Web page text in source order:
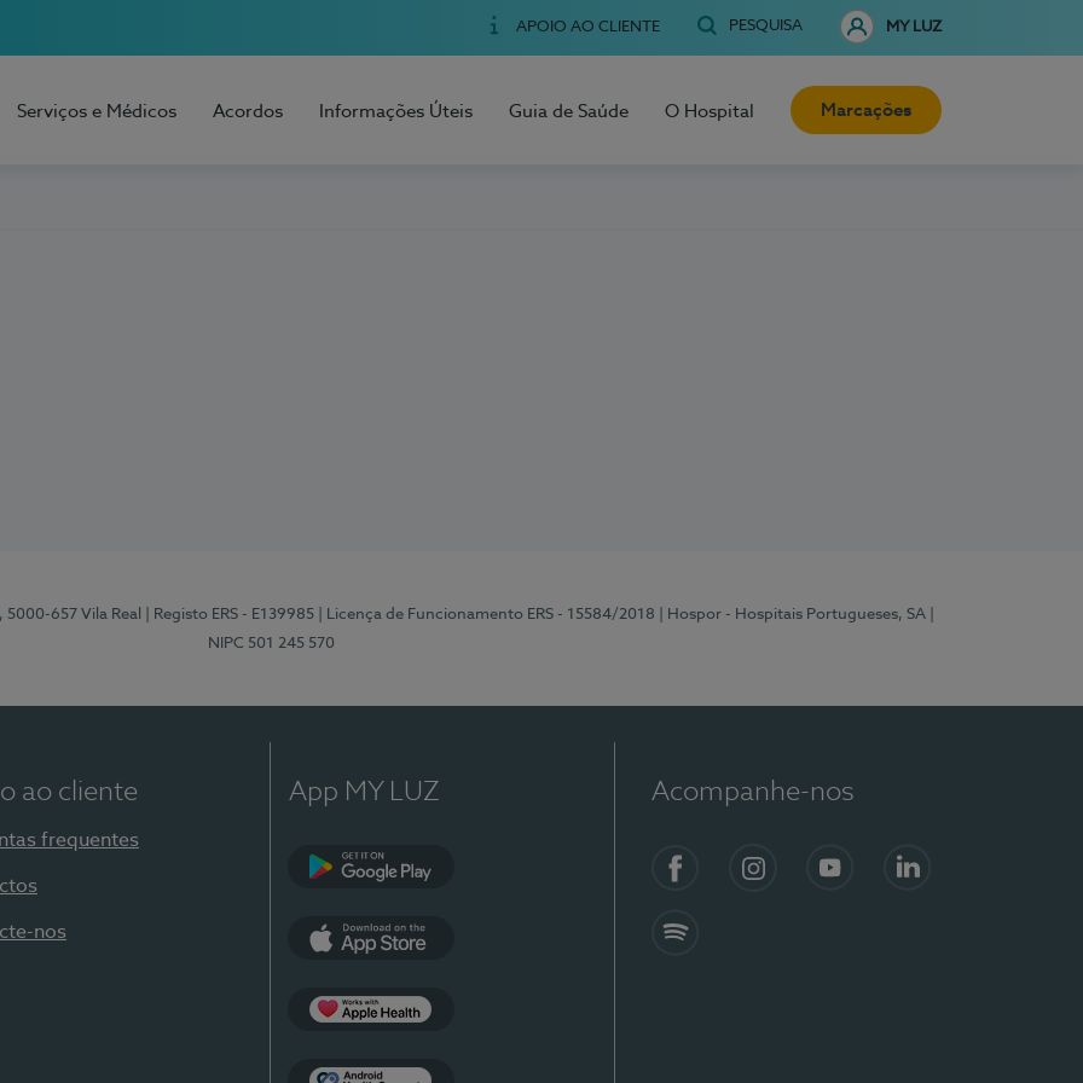
APOIO AO CLIENTE PESQUISA MY LUZ
Serviços e Médicos Acordos Informações Úteis Guia de Saúde O Hospital Marcações
5000-657 Vila Real | Registo ERS - E139985 | Licença de Funcionamento ERS - 15584/2018 | Hospor - Hospitais Portugueses, SA
NIPC 501 245 570
ao cliente
frequentes
nos
App MY LUZ Acompanhe-nos